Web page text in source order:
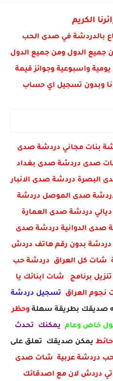
الكريم
بالدردشة في صدى الحب
جميع الدول ومن جميع الدول
واسبوعية وجوائز قيمة
وبدون تسجيل اي حساب
بنات مجاني دردشة صدى
صدى دردشة صدى بغداد
البصرة دردشة صدى الانبار
صدى الموصل دردشة
دردشة صدى العمارة
الدوانية دردشة صدى
بدون رقم هاتف دردش
شات كل العراق دردشة حب
برنامج شات ابنائك يا
نجوم العراق تسجيل دردشة
صديقك بطريقة سهلة وحظر
خاص وعام يمكنك تحدث
يمكن صديقك تعلق على
دردشة عربية شات صدى
دردش لان مع اصدقائك